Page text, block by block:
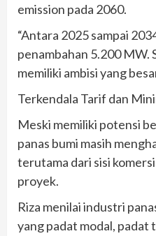
emission pada 2060.
“Antara 2025 sampai
penambahan 5.200
memiliki ambisi yang
Terkendala Tarif dan
Meski memiliki potensi
panas bumi masih
terutama dari sisi
proyek.
Riza menilai industri
yang padat modal, padat